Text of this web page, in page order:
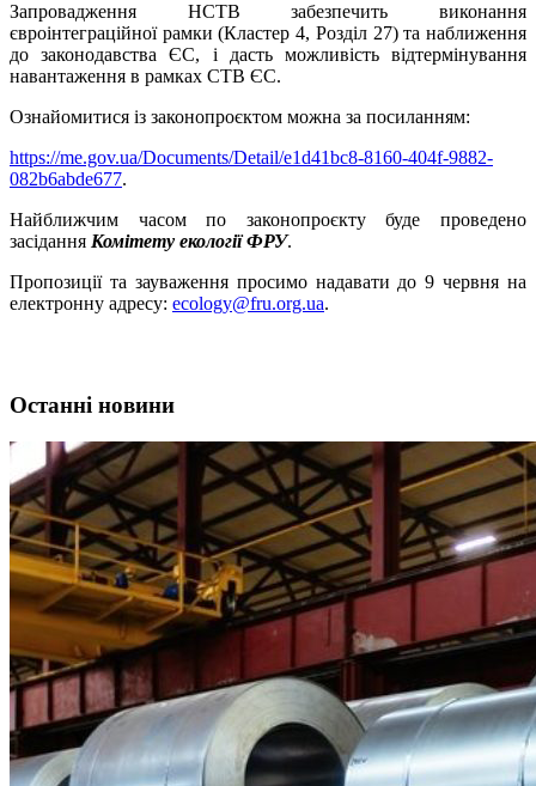
Запровадження НСТВ забезпечить виконання
євроінтеграційної рамки (Кластер 4, Розділ 27) та наближення
до законодавства ЄС, і дасть можливість відтермінування
навантаження в рамках СТВ ЄС.
Ознайомитися із законопроєктом можна за посиланням:
https://me.gov.ua/Documents/Detail/e1d41bc8-8160-404f-9882-
082b6abde677.
Найближчим часом по законопроєкту буде проведено
засідання Комітету екології ФРУ.
Пропозиції та зауваження просимо надавати до 9 червня на
електронну адресу: ecology@fru.org.ua.
Останні новини